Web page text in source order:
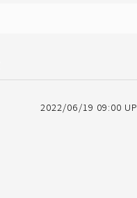
2022/06/19 09:00 UP